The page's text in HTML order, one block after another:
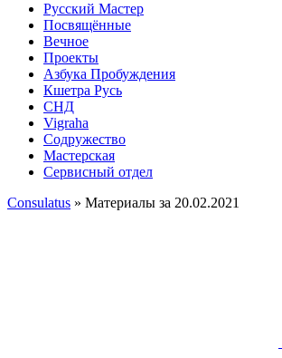
Русский Мастер
Посвящённые
Вечное
Проекты
Азбука Пробуждения
Кшетра Русь
СНД
Vigraha
Содружество
Мастерская
Сервисный отдел
Consulatus » Материалы за 20.02.2021